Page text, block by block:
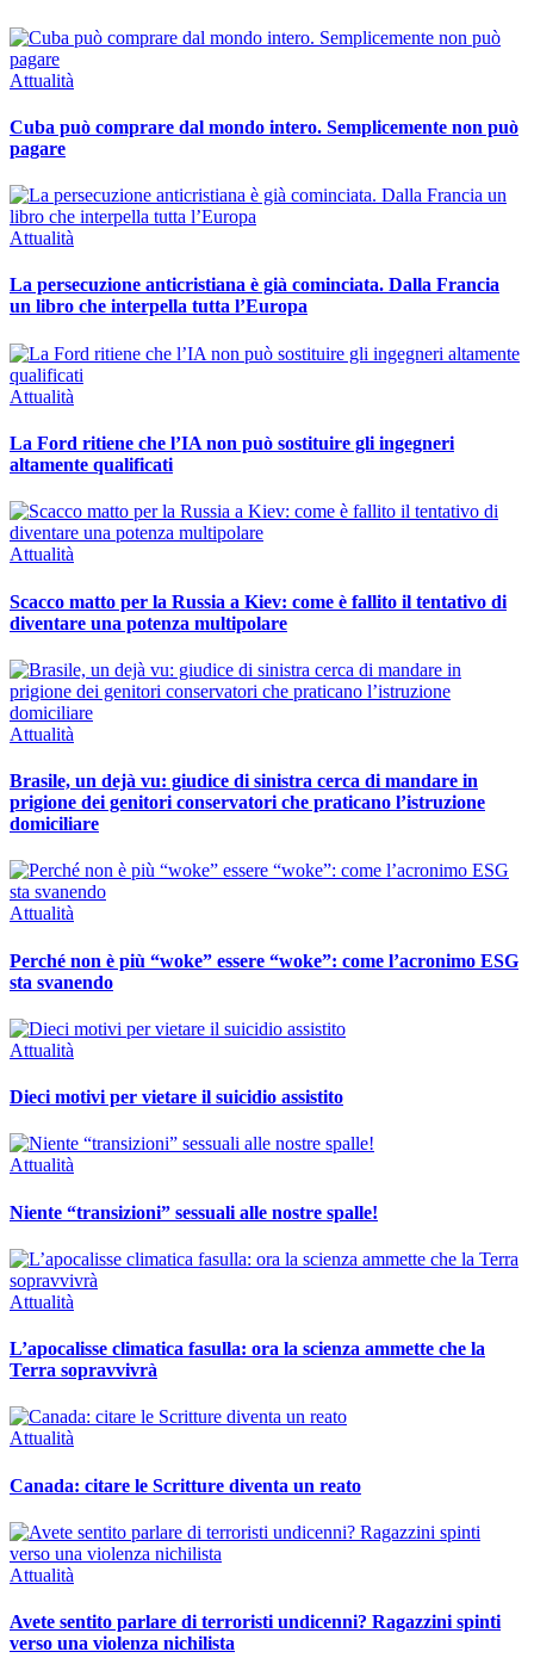
Attualità
Cuba può comprare dal mondo intero. Semplicemente non può
pagare
Attualità
La persecuzione anticristiana è già cominciata. Dalla Francia
un libro che interpella tutta l’Europa
Attualità
La Ford ritiene che l’IA non può sostituire gli ingegneri
altamente qualificati
Attualità
Scacco matto per la Russia a Kiev: come è fallito il tentativo di
diventare una potenza multipolare
Attualità
Brasile, un dejà vu: giudice di sinistra cerca di mandare in
prigione dei genitori conservatori che praticano l’istruzione
domiciliare
Attualità
Perché non è più “woke” essere “woke”: come l’acronimo ESG
sta svanendo
Attualità
Dieci motivi per vietare il suicidio assistito
Attualità
Niente “transizioni” sessuali alle nostre spalle!
Attualità
L’apocalisse climatica fasulla: ora la scienza ammette che la
Terra sopravvivrà
Attualità
Canada: citare le Scritture diventa un reato
Attualità
Avete sentito parlare di terroristi undicenni? Ragazzini spinti
verso una violenza nichilista